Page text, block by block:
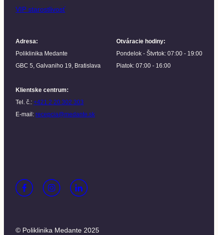
VIP starostlivosť
Adresa:
Poliklinika Medante
GBC 5, Galvaniho 19, Bratislava
Otváracie hodiny:
Pondelok - Štvrtok: 07:00 - 19:00
Piatok: 07:00 - 16:00
Klientske centrum:
Tel. č.: +421 2 20 302 303
E-mail: recepcia@medante.sk
© Poliklinika Medante 2025